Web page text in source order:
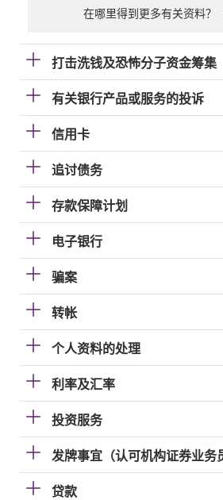
在哪里得到更多有关资料？
打击洗钱及恐怖分子资金筹集
有关银行产品或服务的投诉
信用卡
追讨债务
存款保障计划
电子银行
骗案
转帐
个人资料的处理
利率及汇率
投资服务
发牌事宜（认可机构证券业务
贷款